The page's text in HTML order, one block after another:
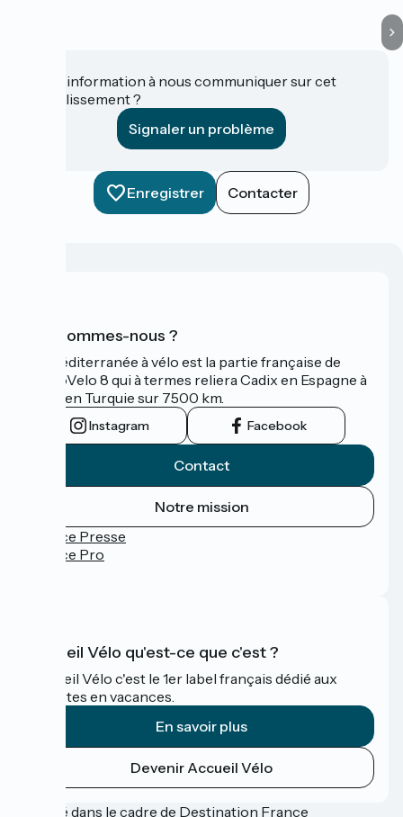
Une information à nous communiquer sur cet
établissement ?
Signaler un problème
Enregistrer Contacter
Qui sommes-nous ?
La Méditerranée à vélo est la partie française de
l'EuroVelo 8 qui à termes reliera Cadix en Espagne à
Izmir en Turquie sur 7500 km.
Instagram Facebook
Contact
Notre mission
Espace Presse
Espace Pro
Accueil Vélo qu'est-ce que c'est ?
Accueil Vélo c'est le 1er label français dédié aux
cyclistes en vacances.
En savoir plus
Devenir Accueil Vélo
Financé dans le cadre de Destination France